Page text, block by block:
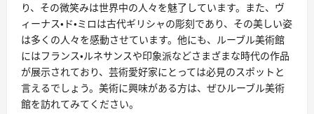
り、その微笑みは世界中の人々を魅了しています。また、ヴ
ィーナス・ド・ミロは古代ギリシャの彫刻であり、その美しい姿
は多くの人々を感動させています。他にも、ルーブル美術館
にはフランス・ルネサンスや印象派などさまざまな時代の作品
が展示されており、芸術愛好家にとっては必見のスポットと
言えるでしょう。美術に興味がある方は、ぜひルーブル美術
館を訪れてみてください。